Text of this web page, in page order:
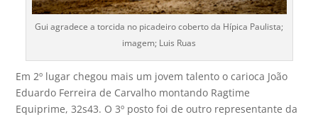
Gui agradece a torcida no picadeiro coberto da Hípica Paulista;
imagem; Luis Ruas
Em 2º lugar chegou mais um jovem talento o carioca João
Eduardo Ferreira de Carvalho montando Ragtime
Equiprime, 32s43. O 3º posto foi de outro representante da